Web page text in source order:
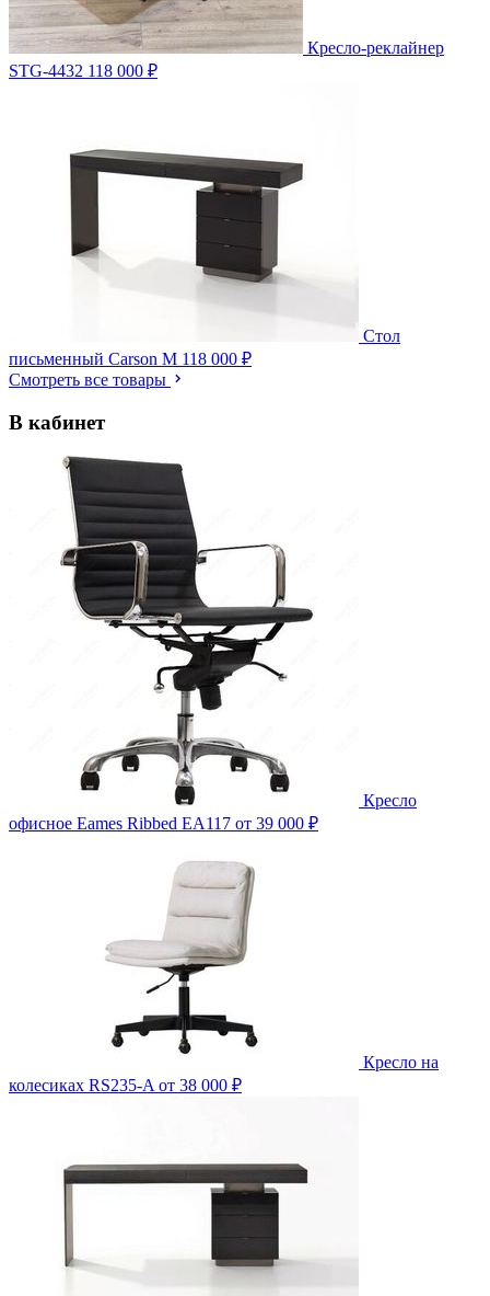
Кресло-реклайнер
STG-4432 118 000 ₽
Стол
письменный Carson M 118 000 ₽
Смотреть все товары
В кабинет
Кресло
офисное Eames Ribbed EA117 от 39 000 ₽
Кресло на
колесиках RS235-A от 38 000 ₽